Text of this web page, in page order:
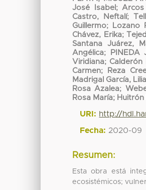
José Isabel ; Arcos
Castro, Neftalí;
Guillermo; Lozano
Chávez, Erika;
Santana Juárez,
Angélica; PINEDA
Viridiana; Calderón
Carmen; Reza
Madrigal García,
Rosa Azalea;
Rosa María;
URI: http://
Fecha: 2020-09
Resumen:
Esta obra está
ecosistémicos;